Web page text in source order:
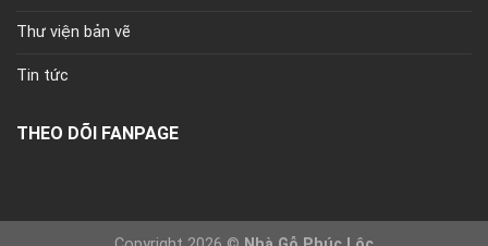
Thư viện bản vẽ
Tin tức
THEO DÕI FANPAGE